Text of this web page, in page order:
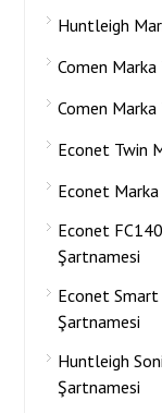
Huntleigh
Comen
Comen
Econet Twin
Econet Marka
Econet
Şartnamesi
Econet Smart
Şartnamesi
Huntleigh
Şartnamesi